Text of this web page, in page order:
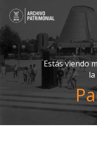
Estás viendo